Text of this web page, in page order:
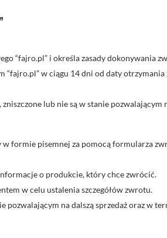
“fajro.pl” i określa zasady dokonywania
w ciągu 14 dni od daty
lub nie są w stanie pozwalającym
formie pisemnej za pomocą formularza
o produkcie, który chce zwrócić.
w celu ustalenia szczegółów zwrotu.
na dalszą sprzedaż oraz w